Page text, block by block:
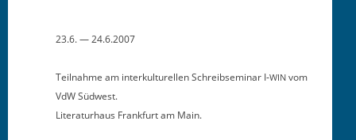
23.6. — 24.6.2007
Teil­nahme am interkul­turellen Schreib­sem­i­nar I‑WIN vom
VdW Südwest.
Lit­er­aturhaus Frank­furt am Main.